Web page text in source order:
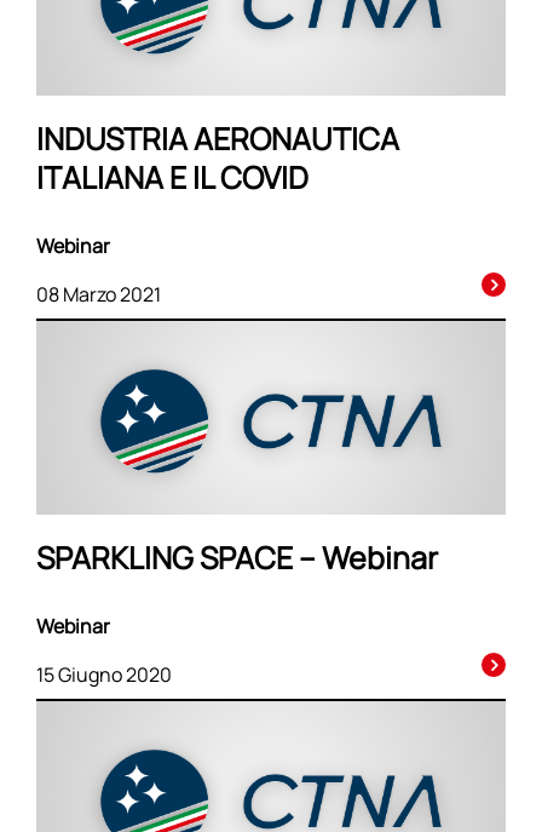
INDUSTRIA AERONAUTICA
ITALIANA E IL COVID
Webinar
08 Marzo 2021
SPARKLING SPACE – Webinar
Webinar
15 Giugno 2020